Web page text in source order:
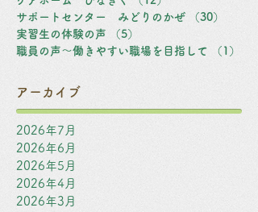
サポートセンター みどりのかぜ
（30）
実習生の体験の声
（5）
職員の声～働きやすい職場を目指して
（1）
アーカイブ
2026年7月
2026年6月
2026年5月
2026年4月
2026年3月